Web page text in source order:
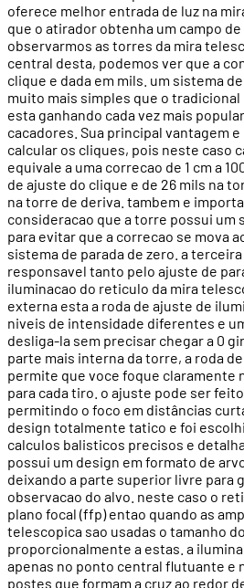
oferece melhor entrada de luz na
que o atirador obtenha um campo de
observarmos as torres da mira
central desta, podemos ver que a
clique e dada em mils. um sistema
muito mais simples que o tradicional
esta ganhando cada vez mais
cacadores. Sua principal vantagem
calcular os cliques, pois neste caso
equivale a uma correcao de 1 cm a
de ajuste do clique e de 26 mils na
na torre de deriva. tambem e
consideracao que a torre possui um
para evitar que a correcao se mova
sistema de parada de zero. a
responsavel tanto pelo ajuste de
iluminacao do reticulo da mira
externa esta a roda de ajuste de
niveis de intensidade diferentes e
desliga-la sem precisar chegar a 0
parte mais interna da torre, a roda
permite que voce foque claramente
para cada tiro. o ajuste pode ser
permitindo o foco em distâncias
design totalmente tatico e foi
calculos balisticos precisos e
possui um design em formato de
deixando a parte superior livre para
observacao do alvo. neste caso o
plano focal (ffp) entao quando as
telescopica sao usadas o tamanho
proporcionalmente a estas. a
apenas no ponto central flutuante e
postes que formam a cruz ao redor